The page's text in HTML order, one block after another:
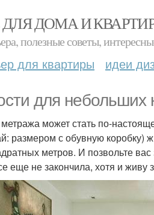
ДЛЯ ДОМА И
полезные советы,
для квартиры идеи
для небольших
может стать по-
размером с обувную коробку)
метров. И позвольте
еще не закончила, хотя и живу